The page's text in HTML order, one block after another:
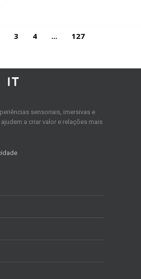
3 4 ... 127
sensoriais, imersivas e
a criar valor e relações mais